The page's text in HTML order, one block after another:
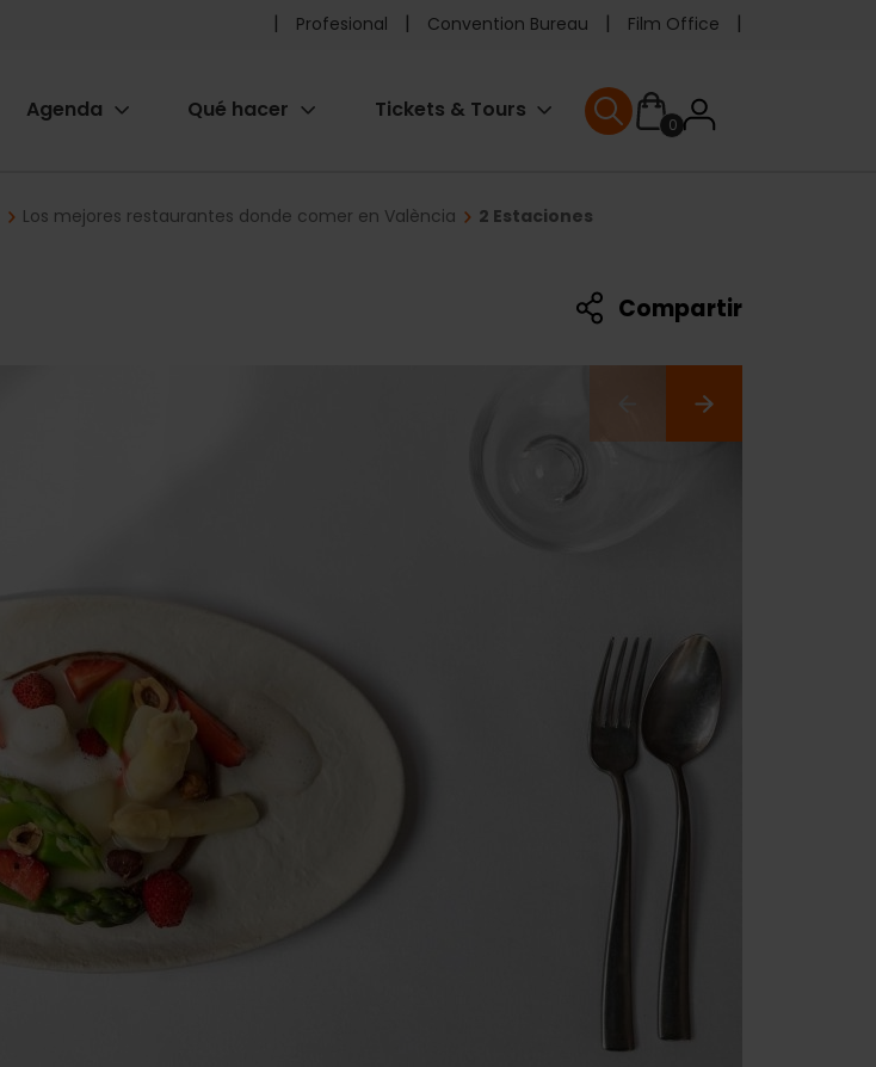
Pre
header
Profesional Convention Bureau Film Office
Agenda Qué hacer Tickets & Tours
0User
User menu
Los mejores restaurantes donde comer en València 2 Estaciones
Compartir